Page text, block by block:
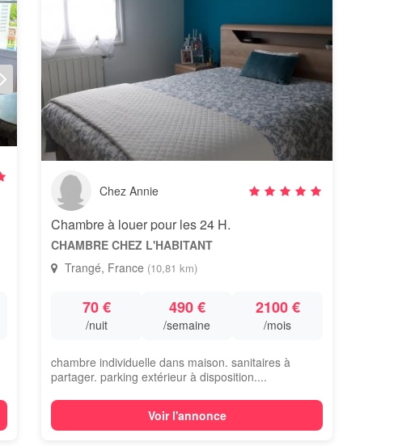
Chez Annie
Chambre à louer pour les 24 H.
CHAMBRE CHEZ L'HABITANT
Trangé, France (10,81 km)
70 €
/nuit
490 €
/semaine
2100 €
/mois
chambre individuelle dans maison. sanitaires à
partager. parking extérieur à disposition....
Voir l'annonce